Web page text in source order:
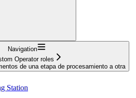
Navigation
Operator roles
de una etapa de procesamiento a otra
Station